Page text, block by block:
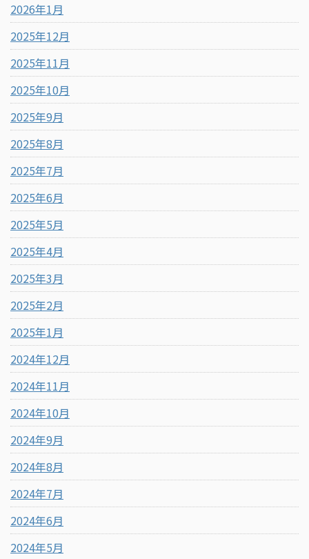
2026年1月
2025年12月
2025年11月
2025年10月
2025年9月
2025年8月
2025年7月
2025年6月
2025年5月
2025年4月
2025年3月
2025年2月
2025年1月
2024年12月
2024年11月
2024年10月
2024年9月
2024年8月
2024年7月
2024年6月
2024年5月